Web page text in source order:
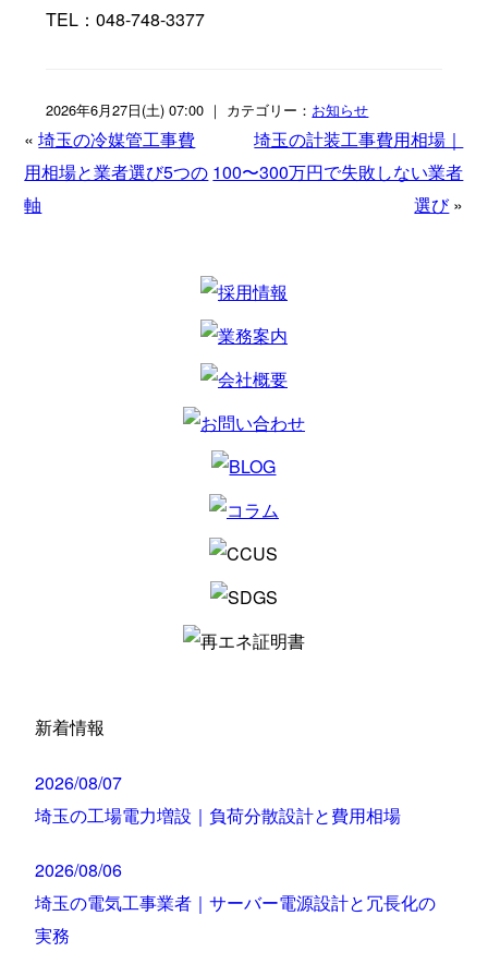
TEL：048-748-3377
2026年6月27日(土) 07:00 ｜ カテゴリー： お知らせ
«埼玉の冷媒管工事費
用相場と業者選び5つの
軸
埼玉の計装工事費用相場｜
100〜300万円で失敗しない業者
選び»
新着情報
2026/08/07
埼玉の工場電力増設｜負荷分散設計と費用相場
2026/08/06
埼玉の電気工事業者｜サーバー電源設計と冗長化の
実務